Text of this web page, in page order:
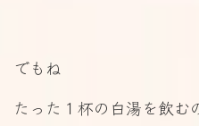
でもね
たった１杯の白湯を飲む